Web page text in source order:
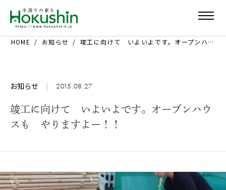
HOME お知らせ 竣工に向けて いよいよです。オープンハウスも やりますよー！！
お知らせ | 2015.08.27
竣工に向けて いよいよです。オープンハウ
スも やりますよー！！